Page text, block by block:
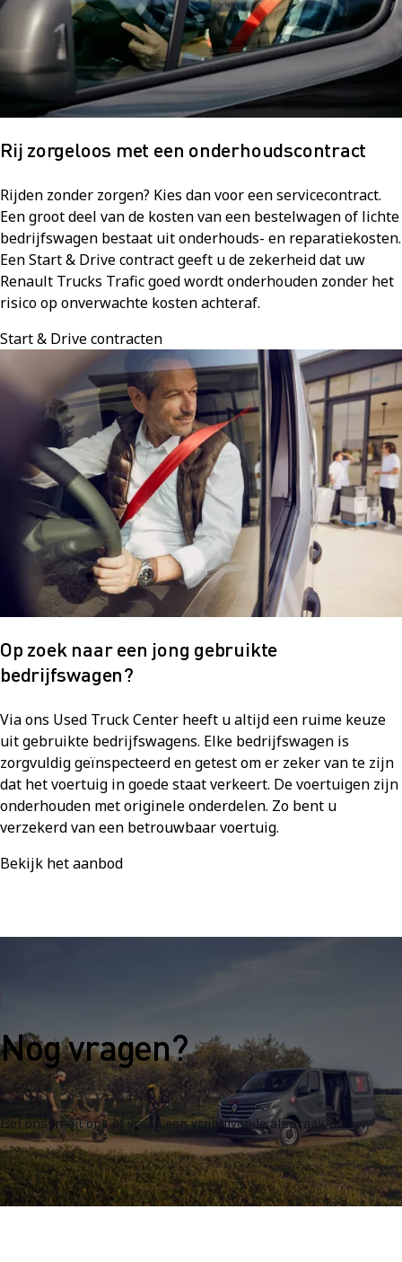
Rij zorgeloos met een onderhoudscontract
Rijden zonder zorgen? Kies dan voor een servicecontract.
Een groot deel van de kosten van een bestelwagen of lichte
bedrijfswagen bestaat uit onderhouds- en reparatiekosten.
Een Start & Drive contract geeft u de zekerheid dat uw
Renault Trucks Trafic goed wordt onderhouden zonder het
risico op onverwachte kosten achteraf.
Start & Drive contracten
Op zoek naar een jong gebruikte
bedrijfswagen?
Via ons Used Truck Center heeft u altijd een ruime keuze
uit gebruikte bedrijfswagens. Elke bedrijfswagen is
zorgvuldig geïnspecteerd en getest om er zeker van te zijn
dat het voertuig in goede staat verkeert. De voertuigen zijn
onderhouden met originele onderdelen. Zo bent u
verzekerd van een betrouwbaar voertuig.
Bekijk het aanbod
Nog vragen?
Bel ons, mail ons of vraag een vrijblijvende afspraak aan.